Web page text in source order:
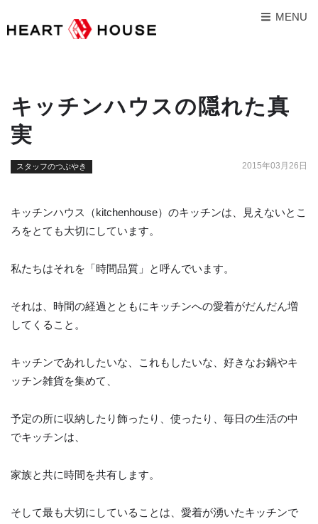
MENU
キッチンハウスの隠れた真
実
スタッフのつぶやき 2015年03月26日
キッチンハウス（kitchenhouse）のキッチンは、見えないとこ
ろをとても大切にしています。
私たちはそれを「時間品質」と呼んでいます。
それは、時間の経過とともにキッチンへの愛着がだんだん増
してくること。
キッチンであれしたいな、これもしたいな、好きなお鍋やキ
ッチン雑貨を集めて、
予定の所に収納したり飾ったり、使ったり、毎日の生活の中
でキッチンは、
家族と共に時間を共有します。
そして最も大切にしていることは、愛着が湧いたキッチンで